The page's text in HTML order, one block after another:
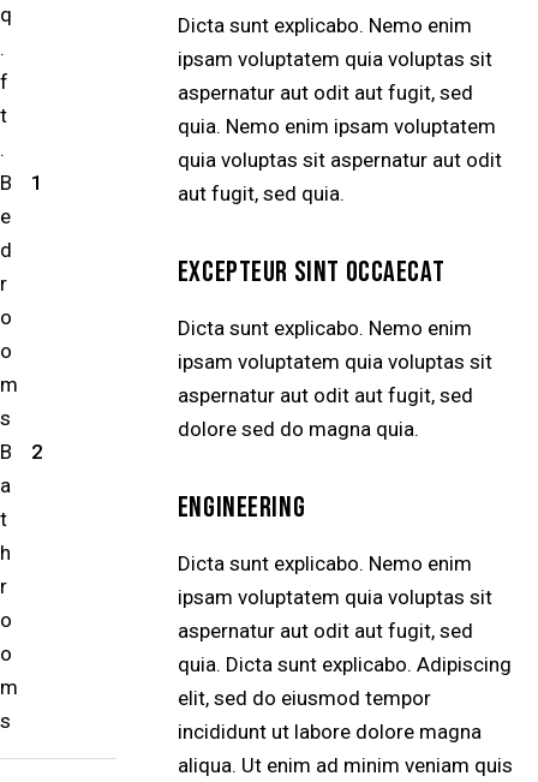
q
.
f
t
.
B
e
d
r
o
o
m
s
1
B
a
t
h
r
o
o
m
s
2
Dicta sunt explicabo. Nemo enim
ipsam voluptatem quia voluptas sit
aspernatur aut odit aut fugit, sed
quia. Nemo enim ipsam voluptatem
quia voluptas sit aspernatur aut odit
aut fugit, sed quia.
EXCEPTEUR SINT OCCAECAT
Dicta sunt explicabo. Nemo enim
ipsam voluptatem quia voluptas sit
aspernatur aut odit aut fugit, sed
dolore sed do magna quia.
ENGINEERING
Dicta sunt explicabo. Nemo enim
ipsam voluptatem quia voluptas sit
aspernatur aut odit aut fugit, sed
quia. Dicta sunt explicabo. Adipiscing
elit, sed do eiusmod tempor
incididunt ut labore dolore magna
aliqua. Ut enim ad minim veniam quis